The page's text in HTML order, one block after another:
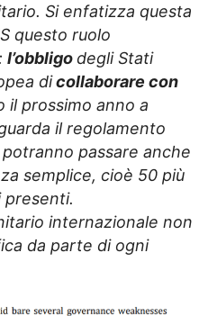
Si enfatizza questa
questo ruolo
l’obbligodegli Stati
dicollaborare con
il prossimo anno a
il regolamento
passare anche
semplice, cioè 50 più
presenti.
internazionale non
da parte di ogni